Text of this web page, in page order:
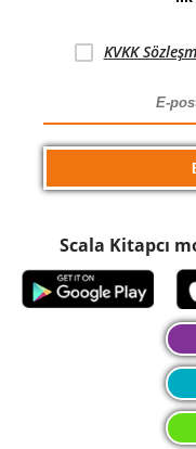
KVKK
Scala Kitapcı